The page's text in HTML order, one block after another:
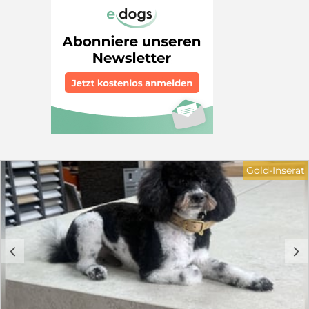
erfolgreich. Bei Interesse oder Fragen freuen wir uns
c d
Gold-Inserat